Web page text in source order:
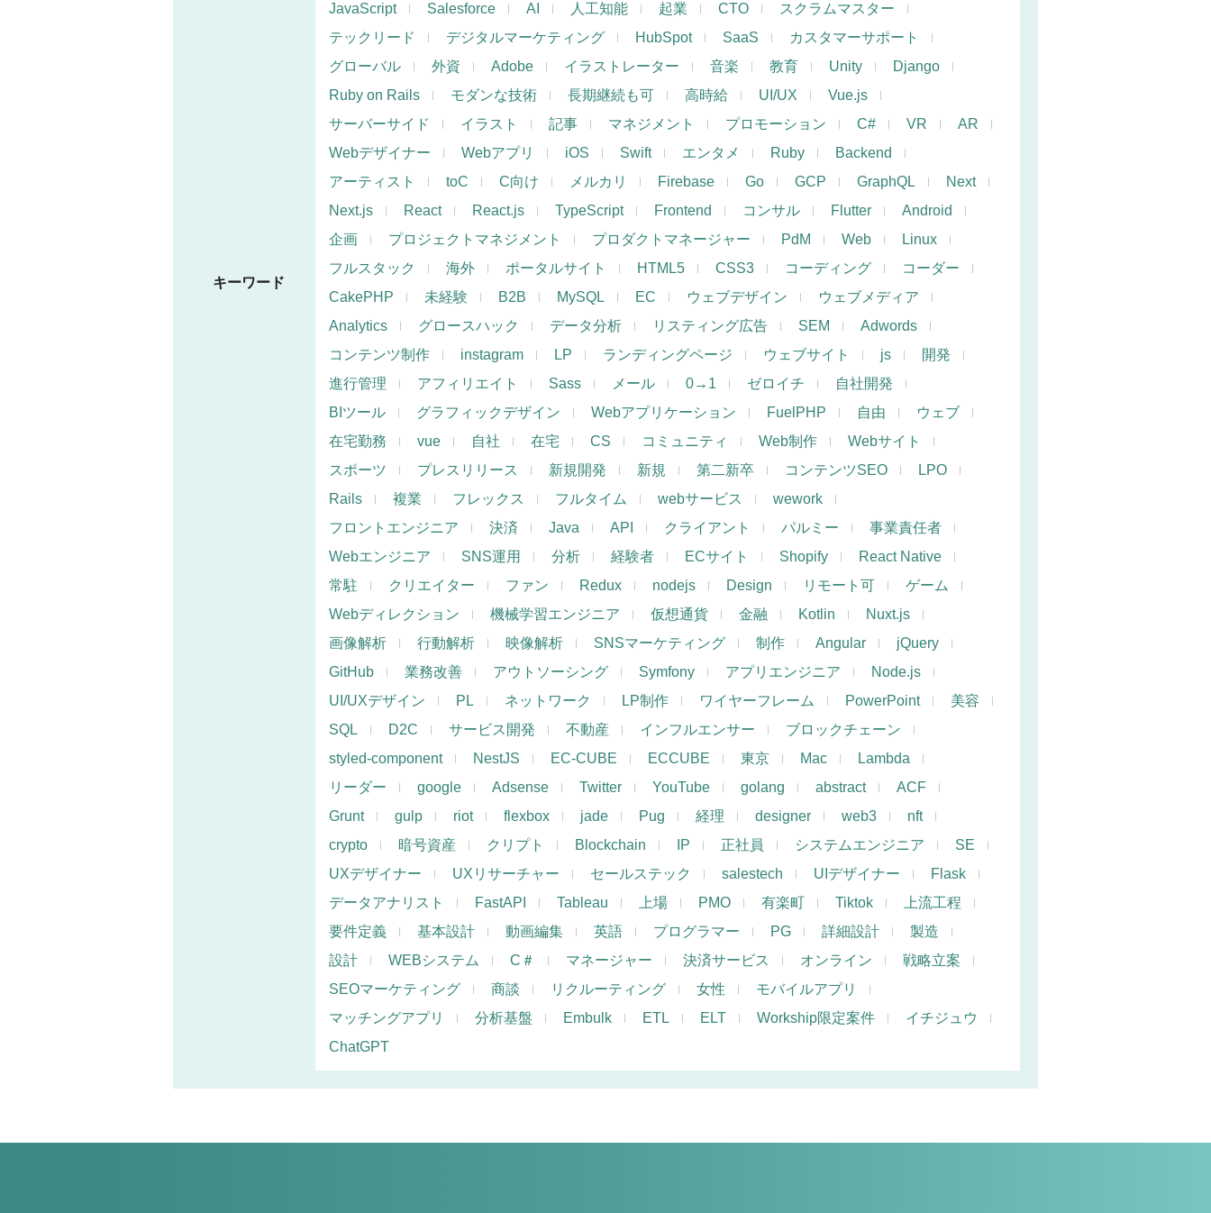
キーワード
JavaScript
Salesforce AI 人工知能 起業 CTO
スクラムマスター
テックリード
デジタルマーケティング HubSpot SaaS
カスタマーサポート
グローバル
外資 Adobe イラストレーター 音楽 教育 Unity
Django
Ruby on Rails
モダンな技術 長期継続も可 高時給 UI/UX
Vue.js
サーバーサイド
イラスト 記事 マネジメント プロモーション C# VR
AR
Webデザイナー
Webアプリ iOS Swift エンタメ Ruby
Backend
アーティスト
toC C向け メルカリ Firebase Go GCP GraphQL
Next
Next.js
React React.js TypeScript Frontend コンサル Flutter
Android
企画
プロジェクトマネジメント プロダクトマネージャー PdM Web
Linux
フルスタック
海外 ポータルサイト HTML5 CSS3 コーディング
コーダー
CakePHP
未経験 B2B MySQL EC ウェブデザイン
ウェブメディア
Analytics
グロースハック データ分析 リスティング広告 SEM
Adwords
コンテンツ制作
instagram LP ランディングページ ウェブサイト js
開発
進行管理
アフィリエイト Sass メール 0→1 ゼロイチ
自社開発
BIツール
グラフィックデザイン Webアプリケーション FuelPHP 自由
ウェブ
在宅勤務
vue 自社 在宅 CS コミュニティ Web制作
Webサイト
スポーツ
プレスリリース 新規開発 新規 第二新卒 コンテンツSEO
LPO
Rails
複業 フレックス フルタイム webサービス
wework
フロントエンジニア
決済 Java API クライアント パルミー
事業責任者
Webエンジニア
SNS運用 分析 経験者 ECサイト Shopify
React Native
常駐
クリエイター ファン Redux nodejs Design リモート可
ゲーム
Webディレクション
機械学習エンジニア 仮想通貨 金融 Kotlin
Nuxt.js
画像解析
行動解析 映像解析 SNSマーケティング 制作 Angular
jQuery
GitHub
業務改善 アウトソーシング Symfony アプリエンジニア
Node.js
UI/UXデザイン
PL ネットワーク LP制作 ワイヤーフレーム PowerPoint
美容
SQL
D2C サービス開発 不動産 インフルエンサー
ブロックチェーン
styled-component
NestJS EC-CUBE ECCUBE 東京 Mac
Lambda
リーダー
google Adsense Twitter YouTube golang abstract
ACF
Grunt
gulp riot flexbox jade Pug 経理 designer web3
nft
crypto
暗号資産 クリプト Blockchain IP 正社員 システムエンジニア
SE
UXデザイナー
UXリサーチャー セールステック salestech UIデザイナー
Flask
データアナリスト
FastAPI Tableau 上場 PMO 有楽町 Tiktok
上流工程
要件定義
基本設計 動画編集 英語 プログラマー PG 詳細設計
製造
設計
WEBシステム C＃ マネージャー 決済サービス オンライン
戦略立案
SEOマーケティング
商談 リクルーティング 女性
モバイルアプリ
マッチングアプリ
分析基盤 Embulk ETL ELT Workship限定案件
イチジュウ
ChatGPT